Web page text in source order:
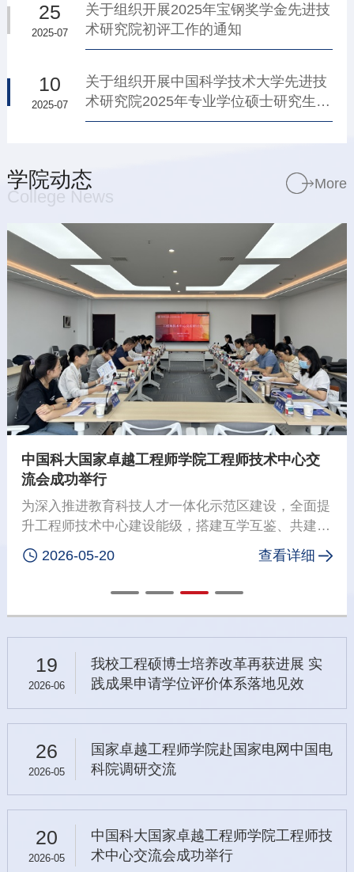
25
2025-07
关于组织开展2025年宝钢奖学金先进技
术研究院初评工作的通知
10
2025-07
关于组织开展中国科学技术大学先进技
术研究院2025年专业学位硕士研究生实
践导师聘任工作的通知
学院动态
College News
More
中国科大国家卓越工程师学院与国能神皖合肥公
司共建产教融合实训中心
4月21日上午，中国科大国家卓越工程师学院首个校
外实训中心揭牌成立。国家能源集团安徽公司组织人
事部主任、党支部书记崔术行，国家能源集团安徽合
肥公司党委书记、执行董事周海文，中国科大国家卓
副院长随后就中国科大国家卓越工程师学院的建设背
景、办学理念、人才培养目标等作了简要介绍。周海
祝贺，并就未来校企深度合作的发展方向作了说明。
致辞结束后，石龙副院长与合肥公司党委副书记、总
经理王立仓代表双方签署《实训中心共建协议》，并
为“实训中心”揭牌。产教融合实训中心揭牌揭牌仪式
给进行研讨交流，为实训中心后期实际运行奠定基
础。双方还就工程硕博士人才培养、主题党日共建、
实训基地26年工作计划落实等工作进行交流。会后，
 2026-04-24 查看详细
19
2026-06
我校工程硕博士培养改革再获进展 实
践成果申请学位评价体系落地见效
26
2026-05
国家卓越工程师学院赴国家电网中国电
科院调研交流
20
2026-05
中国科大国家卓越工程师学院工程师技
术中心交流会成功举行